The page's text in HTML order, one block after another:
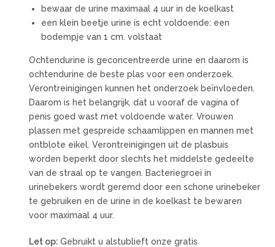
bewaar de urine maximaal 4 uur in de koelkast
een klein beetje urine is echt voldoende: een
bodempje van 1 cm. volstaat
Ochtendurine is geconcentreerde urine en daarom is
ochtendurine de beste plas voor een onderzoek.
Verontreinigingen kunnen het onderzoek beïnvloeden.
Daarom is het belangrijk, dat u vooraf de vagina of
penis goed wast met voldoende water. Vrouwen
plassen met gespreide schaamlippen en mannen met
ontblote eikel. Verontreinigingen uit de plasbuis
worden beperkt door slechts het middelste gedeelte
van de straal op te vangen. Bacteriegroei in
urinebekers wordt geremd door een schone urinebeker
te gebruiken en de urine in de koelkast te bewaren
voor maximaal 4 uur.
Let op:Gebruikt u alstublieft onze gratis